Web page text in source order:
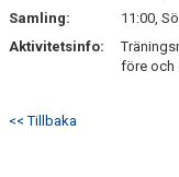
Samling:
11:00,
Aktivitetsinfo:
före och
<< Tillbaka